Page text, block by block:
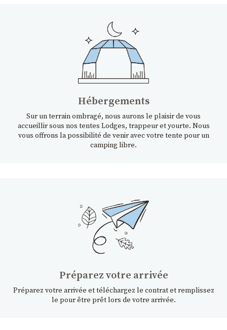
Hébergements
Sur un terrain ombragé, nous aurons le plaisir de vous
accueillir sous nos tentes Lodges, trappeur et yourte. Nous
vous offrons la possibilité de venir avec votre tente pour un
camping libre.
Préparez votre arrivée
Préparez votre arrivée et téléchargez le contrat et remplissez
le pour être prêt lors de votre arrivée.